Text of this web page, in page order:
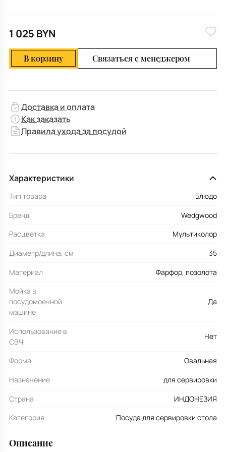
1 025 BYN
В корзину Связаться с менеджером
Доставка и оплата
Как заказать
Правила ухода за посудой
Характеристики
Тип товара
Блюдо
Бренд
Wedgwood
Расцветка
Мультиколор
Диаметр/длина, см
35
Материал
Фарфор, позолота
Мойка в
посудомоечной
машине
Да
Использование в
СВЧ
Нет
Форма
Овальная
Назначение
для сервировки
Страна
ИНДОНЕЗИЯ
Категория
Посуда для сервировки стола
Описание